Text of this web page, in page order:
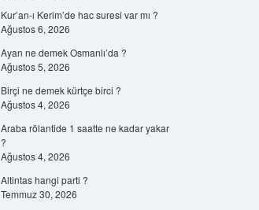
Kur’an-ı Kerim’de hac suresi var mı ?
Ağustos 6, 2026
Ayan ne demek Osmanlı’da ?
Ağustos 5, 2026
Birçi ne demek kürtçe birci ?
Ağustos 4, 2026
Araba rölantide 1 saatte ne kadar yakar
?
Ağustos 4, 2026
Altintas hangi parti ?
Temmuz 30, 2026